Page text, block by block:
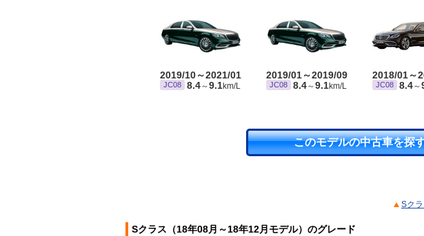
2019/10～2021/01
JC08 8.4～9.1km/L
2019/01～2019/09
JC08 8.4～9.1km/L
2018/01～
JC08 8.4～
このモデルの中古車を探
Sク
Sクラス（18年08月～18年12月モデル）のグレード